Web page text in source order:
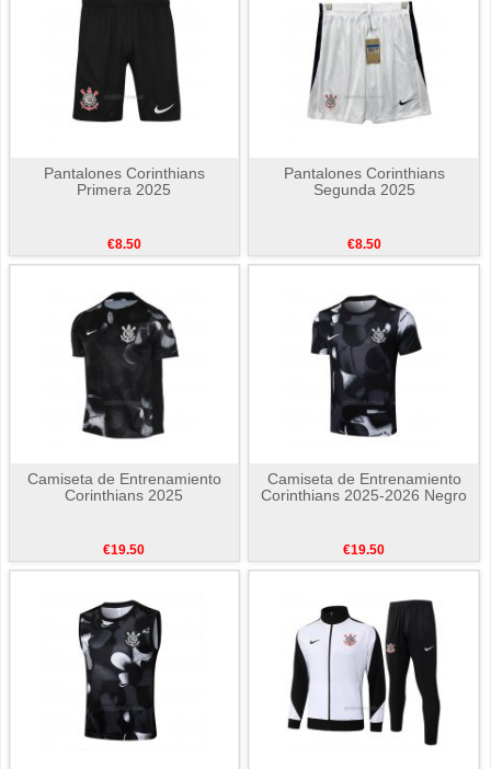
Pantalones Corinthians
Primera 2025
€8.50
Pantalones Corinthians
Segunda 2025
€8.50
Camiseta de Entrenamiento
Corinthians 2025
€19.50
Camiseta de Entrenamiento
Corinthians 2025-2026 Negro
€19.50